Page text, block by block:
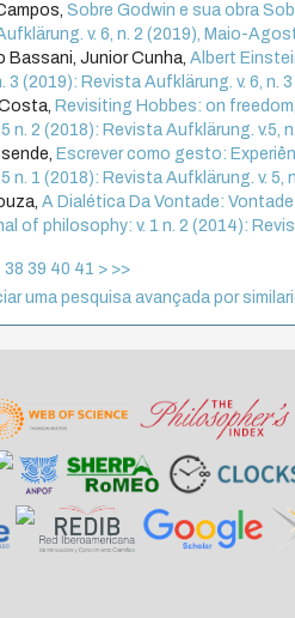
Sobre Godwin e sua obra
v. 6, n. 2 (2019), Maio-
Bassani, Junior Cunha,Albert
3 (2019): Revista Aufklärung. v. 6, n.
Revisiting Hobbes: on
n. 2 (2018): Revista Aufklärung. v.5,
Escrever como gesto:
n. 1 (2018): Revista Aufklärung. v. 5,
A Dialética Da Vontade:
of philosophy: v. 1 n. 2 (2014):
38 39 40 41 > >>
uma pesquisa avançada por